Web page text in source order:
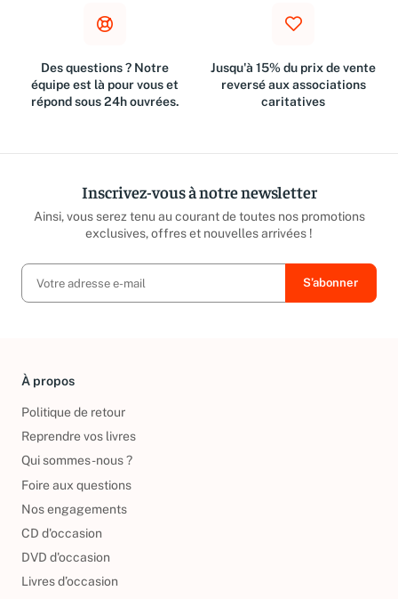
Des questions ? Notre
équipe est là pour vous et
répond sous 24h ouvrées.
Jusqu'à 15% du prix de vente
reversé aux associations
caritatives
Inscrivez-vous à notre newsletter
Ainsi, vous serez tenu au courant de toutes nos promotions
exclusives, offres et nouvelles arrivées !
À propos
Politique de retour
Reprendre vos livres
Qui sommes-nous ?
Foire aux questions
Nos engagements
CD d'occasion
DVD d'occasion
Livres d’occasion